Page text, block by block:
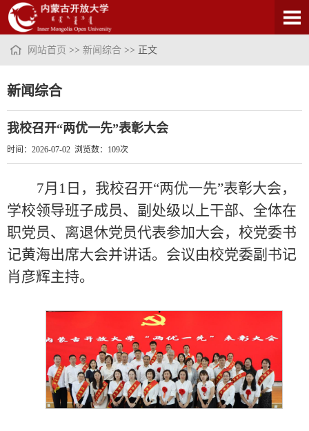
网站首页 >> 新闻综合 >> 正文
新闻综合
我校召开“两优一先”表彰大会
时间：2026-07-02 浏览数： 109次
7月1日，我校召开“两优一先”表彰大会，
学校领导班子成员、副处级以上干部、全体在
职党员、离退休党员代表参加大会，校党委书
记黄海出席大会并讲话。会议由校党委副书记
肖彦辉主持。